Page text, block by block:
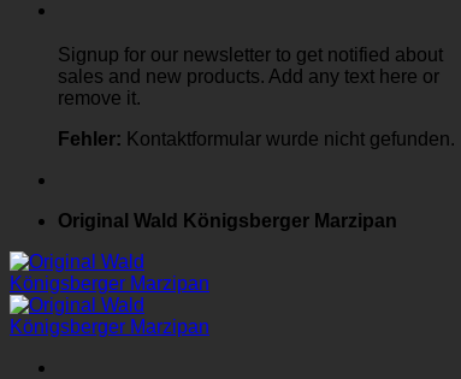
Signup for our newsletter to get notified about
sales and new products. Add any text here or
remove it.
Fehler: Kontaktformular wurde nicht gefunden.
Original Wald Königsberger Marzipan